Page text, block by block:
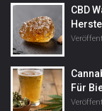
CBD
Für